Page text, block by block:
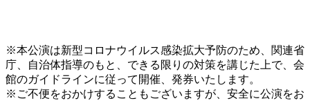
※本公演は新型コロナウイルス感染拡大予防のため、関連省
庁、自治体指導のもと、できる限りの対策を講じた上で、会
館のガイドラインに従って開催、発券いたします。
※ご不便をおかけすることもございますが、安全に公演をお